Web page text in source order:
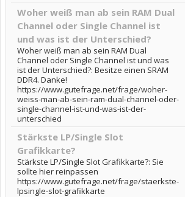
Woher weiß man ab sein RAM Dual
Channel oder Single Channel ist
und was ist der Unterschied?
Woher weiß man ab sein RAM Dual
Channel oder Single Channel ist und was
ist der Unterschied?: Besitze einen SRAM
DDR4. Danke!
https://www.gutefrage.net/frage/woher-
weiss-man-ab-sein-ram-dual-channel-oder-
single-channel-ist-und-was-ist-der-
unterschied
Stärkste LP/Single Slot
Grafikkarte?
Stärkste LP/Single Slot Grafikkarte?: Sie
sollte hier reinpassen
https://www.gutefrage.net/frage/staerkste-
lpsingle-slot-grafikkarte